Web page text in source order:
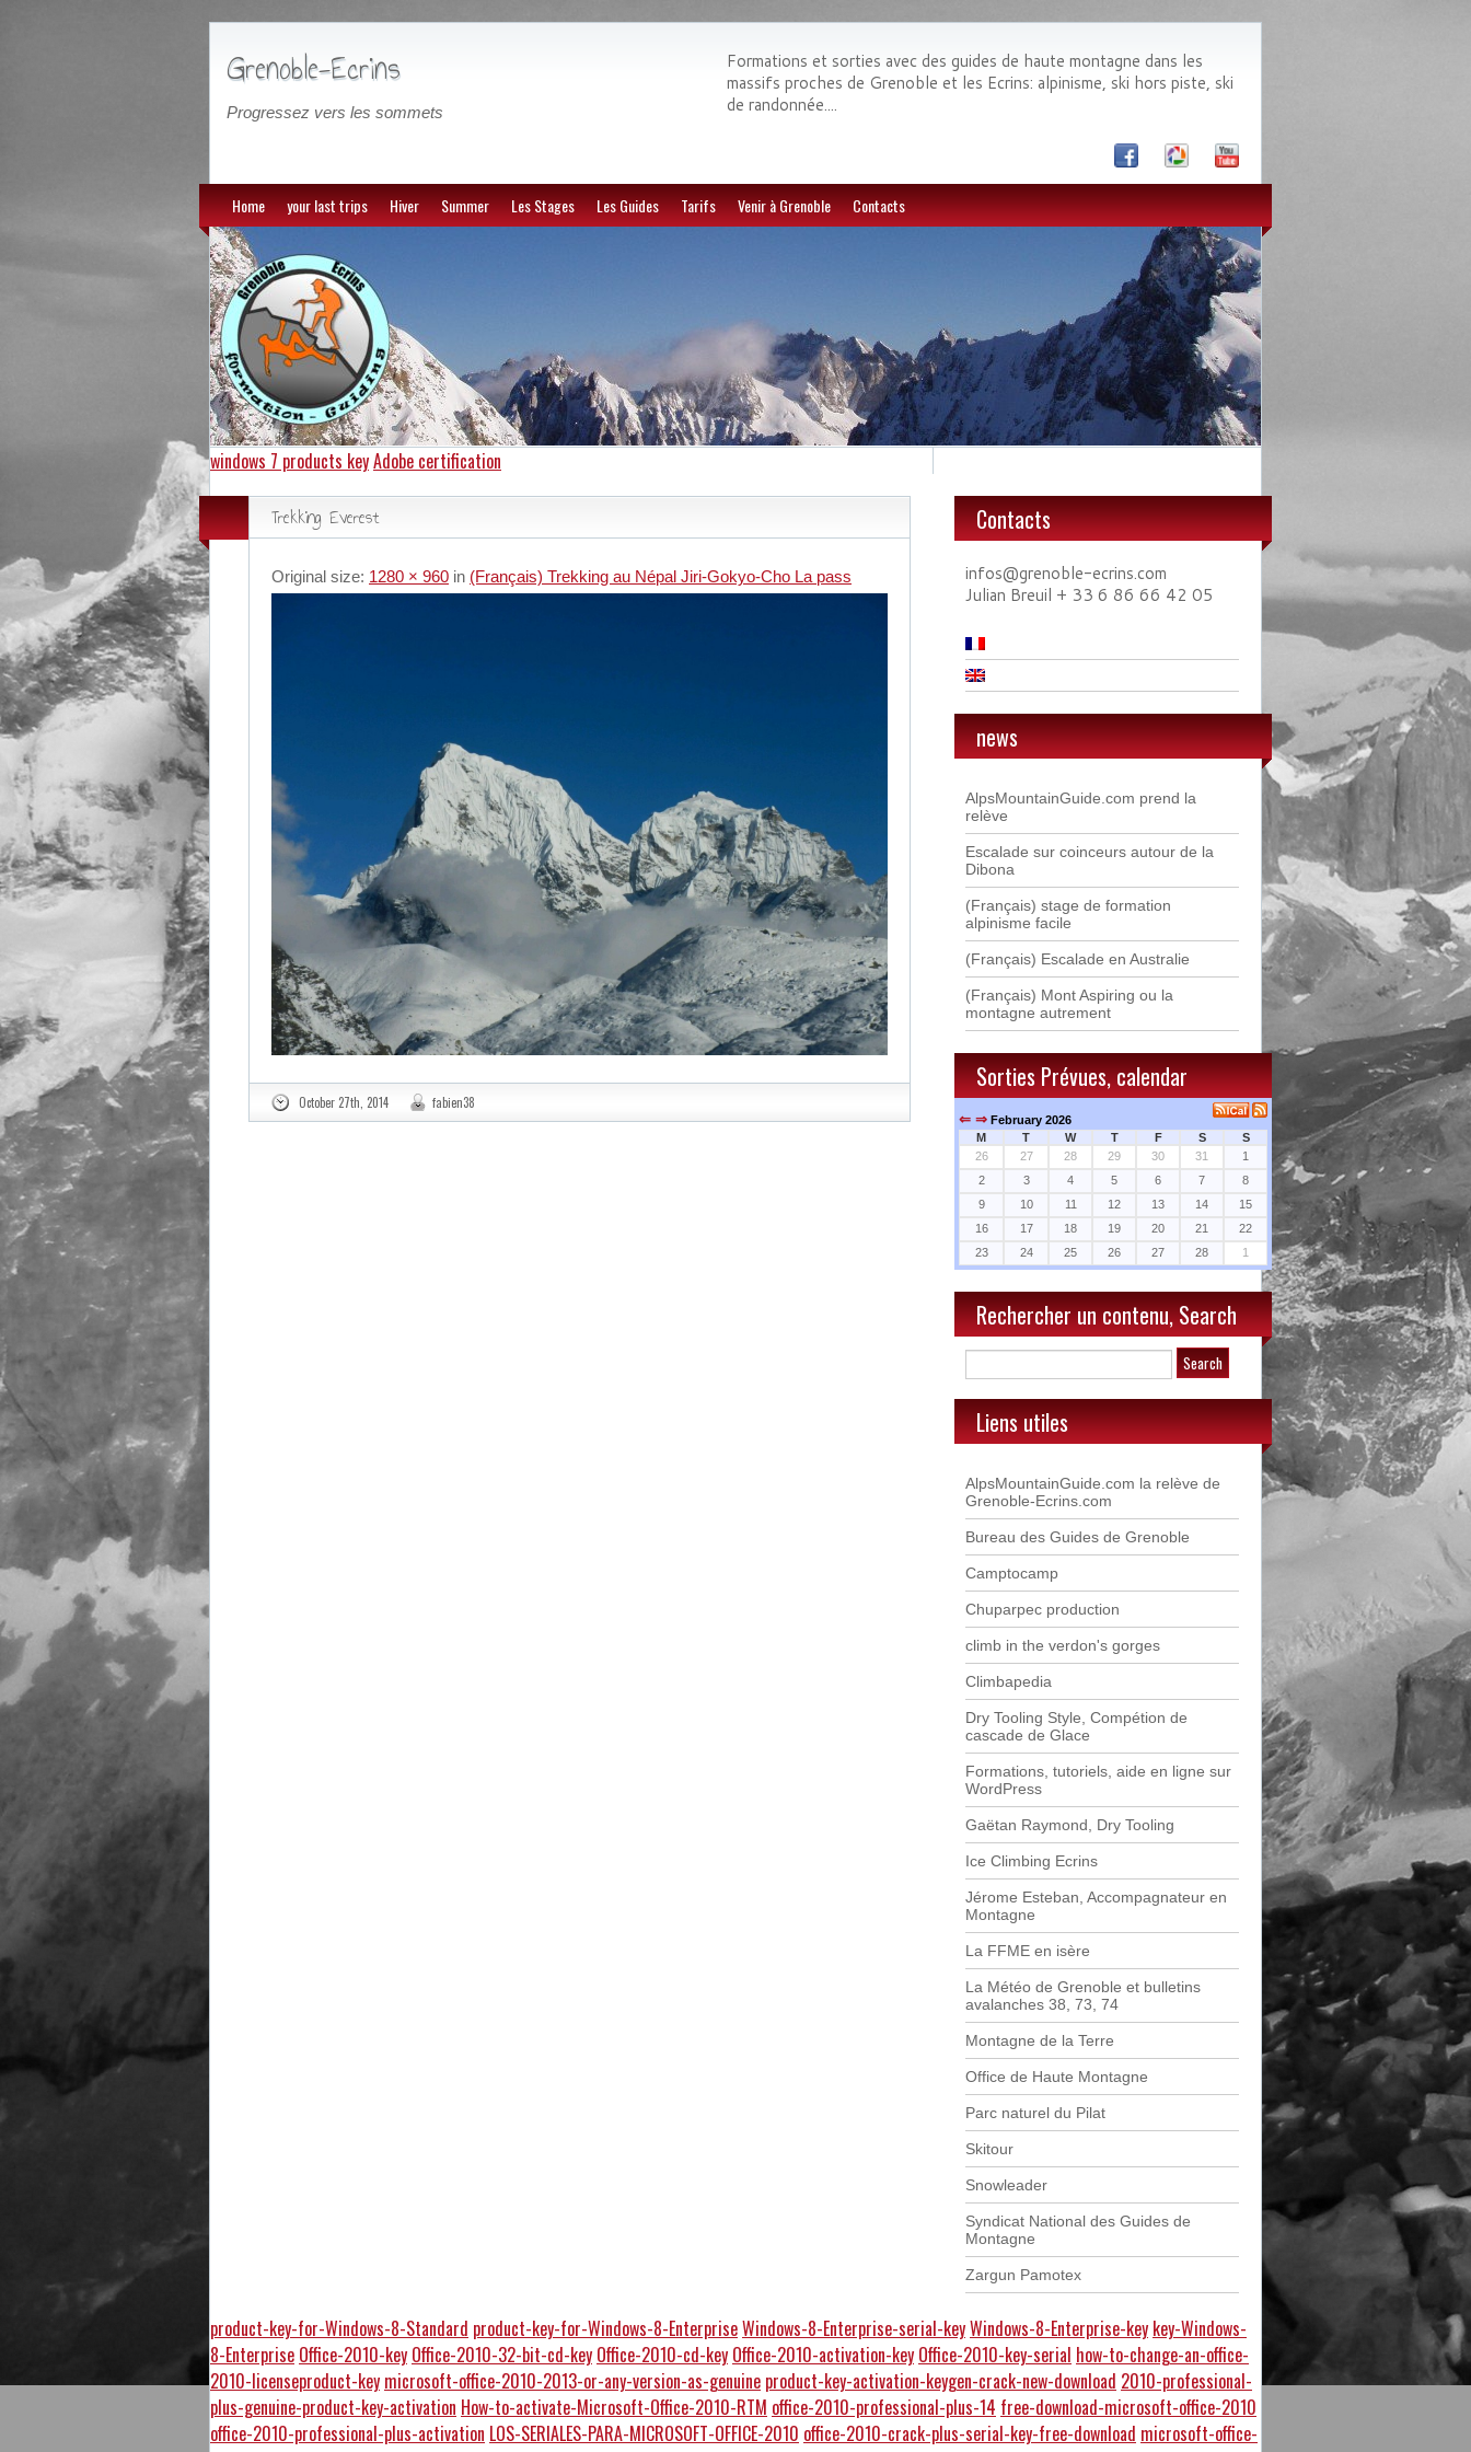
Grenoble-Ecrins
Progressez vers les sommets
Formations et sorties avec des guides de haute montagne dans les
massifs proches de Grenoble et les Ecrins: alpinisme, ski hors piste, ski
de randonnée....
Home your last trips Hiver Summer Les Stages Les Guides Tarifs Venir à Grenoble Contacts
windows 7 products keyAdobe certification
Trekking Everest
Original size: 1280 × 960 in (Français) Trekking au Népal Jiri-Gokyo-Cho La pass
October 27th, 2014 fabien38
Contacts
infos@grenoble-ecrins.com
Julian Breuil + 33 6 86 66 42 05
news
AlpsMountainGuide.com prend la
relève
Escalade sur coinceurs autour de la
Dibona
(Français) stage de formation
alpinisme facile
(Français) Escalade en Australie
(Français) Mont Aspiring ou la
montagne autrement
Sorties Prévues, calendar
⇐ ⇒ February 2026
M
T W T F S
S
26
27 28 29 30 31
1
2
3 4 5 6 7
8
9
10 11 12 13 14
15
16
17 18 19 20 21
22
23
24 25 26 27 28 1
Rechercher un contenu, Search
Liens utiles
AlpsMountainGuide.com la relève de
Grenoble-Ecrins.com
Bureau des Guides de Grenoble
Camptocamp
Chuparpec production
climb in the verdon's gorges
Climbapedia
Dry Tooling Style, Compétion de
cascade de Glace
Formations, tutoriels, aide en ligne sur
WordPress
Gaëtan Raymond, Dry Tooling
Ice Climbing Ecrins
Jérome Esteban, Accompagnateur en
Montagne
La FFME en isère
La Météo de Grenoble et bulletins
avalanches 38, 73, 74
Montagne de la Terre
Office de Haute Montagne
Parc naturel du Pilat
Skitour
Snowleader
Syndicat National des Guides de
Montagne
Zargun Pamotex
product-key-for-Windows-8-Standard product-key-for-Windows-8-EnterpriseWindows-8-Enterprise-serial-keyWindows-8-Enterprise-key key-Windows-
8-Enterprise Office-2010-key Office-2010-32-bit-cd-key Office-2010-cd-key Office-2010-activation-key Office-2010-key-serial how-to-change-an-office-
2010-licenseproduct-key microsoft-office-2010-2013-or-any-version-as-genuine product-key-activation-keygen-crack-new-download 2010-professional-
plus-genuine-product-key-activation How-to-activate-Microsoft-Office-2010-RTM office-2010-professional-plus-14 free-download-microsoft-office-2010
office-2010-professional-plus-activation LOS-SERIALES-PARA-MICROSOFT-OFFICE-2010 office-2010-crack-plus-serial-key-free-download microsoft-office-